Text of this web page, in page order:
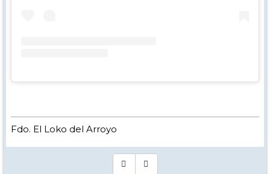
Fdo. El Loko del Arroyo